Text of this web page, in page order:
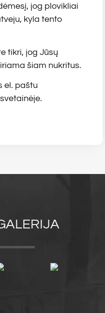
jog plovikliai
kyla tento
tikri, jog Jūsų
šiam nukritus.
el. paštu